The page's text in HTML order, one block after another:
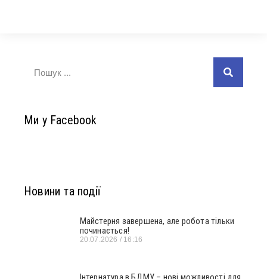
Ми у Facebook
Новини та події
Майстерня завершена, але робота тільки
починається!
20.07.2026 16:16